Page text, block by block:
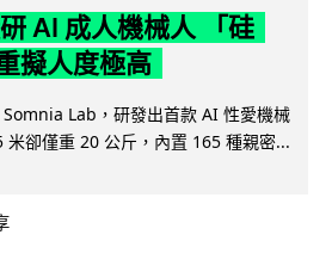
AI 成人機械人 「硅
擬人度極高
Lab，研發出首款 AI 性愛機械
米卻僅重 20 公斤，內置 165 種親密...